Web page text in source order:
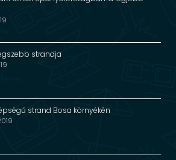
strandja
strand Bosa környékén